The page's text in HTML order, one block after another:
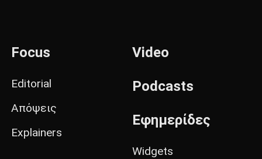
Focus
Editorial
Απόψεις
Explainers
Video
Podcasts
Εφημερίδες
Widgets